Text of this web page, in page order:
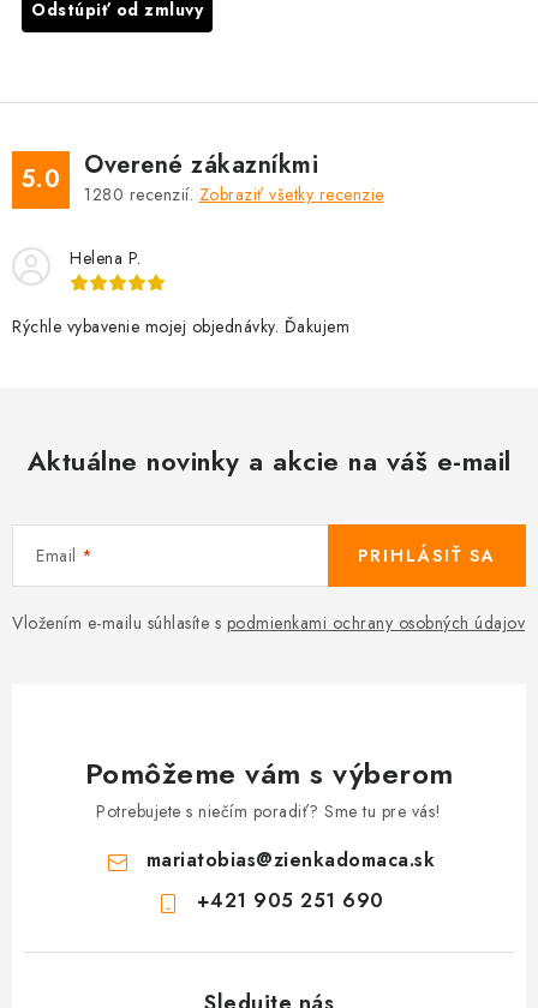
Odstúpiť od zmluvy
5.0 Overené zákazníkmi
1280 recenzií. Zobraziť všetky recenzie
Helena P.
Rýchle vybavenie mojej objednávky. Ďakujem
Aktuálne novinky a akcie na váš e-mail
Email
Vložením e-mailu súhlasíte s podmienkami ochrany osobných údajov
PRIHLÁSIŤ SA
Pomôžeme vám s výberom
Potrebujete s niečím poradiť? Sme tu pre vás!
mariatobias@zienkadomaca.sk
+421 905 251 690